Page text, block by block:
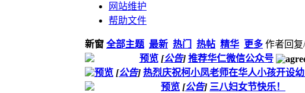
网站维护
帮助文件
新窗 全部主题 最新 热门 热帖 精华 更多 作者回
预览 [公告] 推荐华仁微信公众号
预览 [公告] 热烈庆祝柯小凤老师在华人小孩开设
预览 [公告] 三八妇女节快乐！